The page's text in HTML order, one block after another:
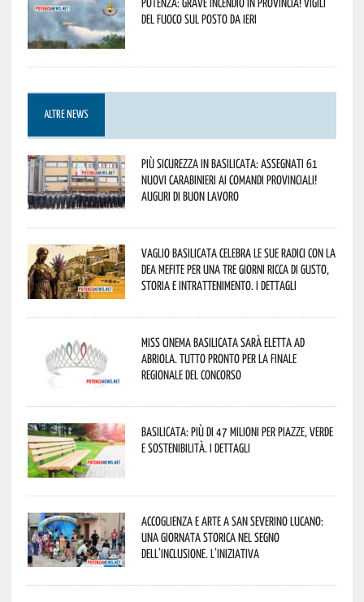
del fuoco sul posto da ieri
ALTRE NEWS
Più sicurezza in Basilicata: assegnati 61
nuovi Carabinieri ai Comandi provinciali!
Auguri di buon lavoro
Vaglio Basilicata celebra le sue radici con la
Dea Mefite per una tre giorni ricca di gusto,
storia e intrattenimento. I dettagli
Miss Cinema Basilicata sarà eletta ad
Abriola. Tutto pronto per la finale
regionale del concorso
Basilicata: più di 47 milioni per piazze, verde
e sostenibilità. I dettagli
Accoglienza e arte a San Severino Lucano:
una giornata storica nel segno
dell’inclusione. L’iniziativa